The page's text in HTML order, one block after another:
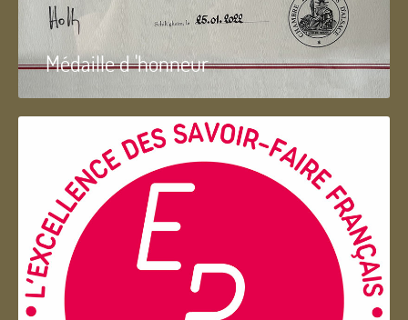
Médaille d 'honneur